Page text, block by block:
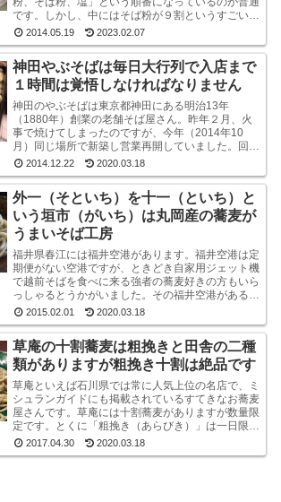
です。しかし、中にはそば粉が９割というすごい乾
麺のそばもあるんですね。味も香りもなかなかよい
です山本食品...
2014.05.19 2023.02.07
神田やぶそばは毎日大行列で入店まで
１時間は覚悟しなければなりません
神田のやぶそばは東京都神田にある明治13年
（1880年）創業の老舗そば屋さん。昨年２月、火
事で焼けてしまったのですが、今年（2014年10
月）同じ場所で新築し営業再開していました。回り
は高層ビルばかりという都内一等地に、ビルではな
く平屋のよ...
2014.12.22 2020.03.18
外一（そといち）を十一（といち）と
いう垣市（がいち）は丸岡産の蕎麦が
うまいそば工房
福井県春江には福井空港があります。福井空港は定
期便がない空港ですが、ときどき自家用ジェット機
で越前そばを食べに来る強者の蕎麦好きの方もいら
っしゃるとうかがいました。その福井空港がある春
江には、垣市（がいち）という小さなお蕎麦屋さん
があります...
2015.02.01 2020.03.18
草庵の十割蕎麦は粗挽きと田舎の二種
類がありますが粗挽き十割は絶品です
草庵といえば石川県では常に人気上位の名店で、ミ
シュランガイドにも掲載されているすてきなお蕎麦
屋さんです。草庵には十割蕎麦がありますが数量限
定です。とくに「粗挽き（あらびき）」は一日限定
１０食というレアな十割蕎麦です。もしも、十割粗
挽きがオー...
2017.04.30 2020.03.18